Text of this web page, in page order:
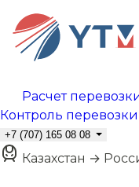
Расчет
Контроль перевозки
+7 (707) 165 08 08
Казахстан →